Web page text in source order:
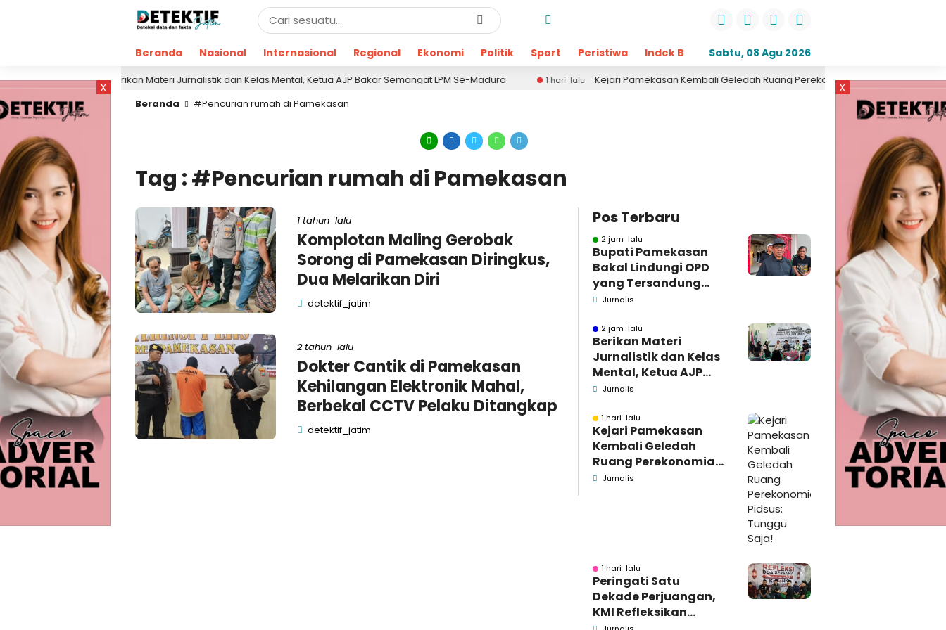
Beranda Nasional Internasional Regional Ekonomi Politik Sport Peristiwa Indek Berita Opini Daerah
Sabtu, 08 Agu 2026
x
2 jam lalu Berikan Materi Jurnalistik dan Kelas Mental, Ketua AJP Bakar Semangat LPM Se-Madura 1 hari lalu
Kejari Pamekasan Kembali Geledah Ruang Perekonomian, Pidsus: Tunggu Saja!
Beranda
#Pencurian rumah di Pamekasan
Tag : #Pencurian rumah di Pamekasan
1 tahun lalu
Komplotan Maling Gerobak
Sorong di Pamekasan Diringkus,
Dua Melarikan Diri
detektif_jatim
2 tahun lalu
Dokter Cantik di Pamekasan
Kehilangan Elektronik Mahal,
Berbekal CCTV Pelaku Ditangkap
detektif_jatim
Pos Terbaru
2 jam lalu
Bupati Pamekasan
Bakal Lindungi OPD
yang Tersandung
Dugaan Korupsi
Jurnalis
2 jam lalu
Berikan Materi
Jurnalistik dan Kelas
Mental, Ketua AJP
Bakar Semangat LPM
Jurnalis
1 hari lalu
Kejari Pamekasan
Kembali Geledah
Ruang Perekonomian,
Pidsus: Tunggu Saja!
Jurnalis
1 hari lalu
Peringati Satu
Dekade Perjuangan,
KMI Refleksikan
x